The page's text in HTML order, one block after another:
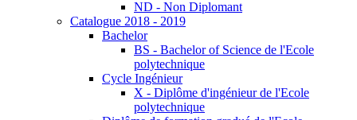
ND - Non Diplomant
Catalogue 2018 - 2019
Bachelor
BS - Bachelor of Science de l'Ecole
polytechnique
Cycle Ingénieur
X - Diplôme d'ingénieur de l'Ecole
polytechnique